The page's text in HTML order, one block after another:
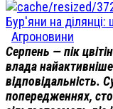
Бур'яни на
Агроновини
Серпень — пік
влада
відповідальність.
попередженнях,